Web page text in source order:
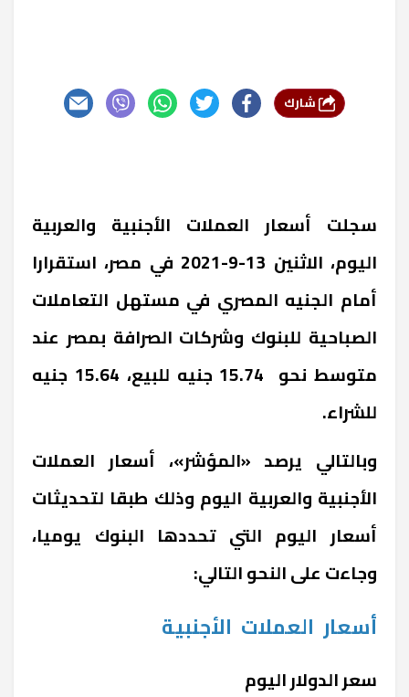
سجلت أسعار العملات الأجنبية والعربية
اليوم، الاثنين 13-9-2021 في مصر، استقرارا
أمام الجنيه المصري في مستهل التعاملات
الصباحية للبنوك وشركات الصرافة بمصر عند
متوسط نحو 15.74 جنيه للبيع، 15.64 جنيه
للشراء.
وبالتالي يرصد «المؤشر»، أسعار العملات
الأجنبية والعربية اليوم وذلك طبقا لتحديثات
أسعار اليوم التي تحددها البنوك يوميا،
وجاءت على النحو التالي:
أسعار العملات الأجنبية
سعر الدولار اليوم